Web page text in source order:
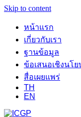
Skip to content
หน้าแรก
เกี่ยวกับเรา
ฐานข้อมูล
ข้อเสนอเชิงนโย
สื่อเผยแพร่
TH
EN